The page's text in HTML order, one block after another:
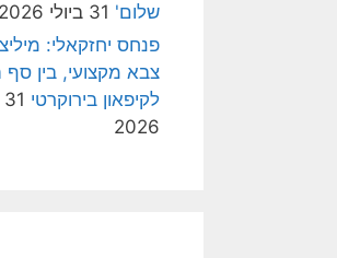
שלום' 31 ביולי 2026
פנחס יחזקאלי:
צבא מקצועי, בין סף
לקיפאון בירוקרטי
2026